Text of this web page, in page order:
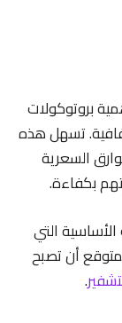
بروتوكولات
تسهل هذه
السعرية
التي
أن تصبح
.